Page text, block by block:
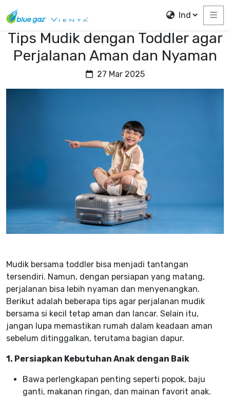
Tips Mudik dengan Toddler agar
Perjalanan Aman dan Nyaman
27 Mar 2025
Mudik bersama toddler bisa menjadi tantangan
tersendiri. Namun, dengan persiapan yang matang,
perjalanan bisa lebih nyaman dan menyenangkan.
Berikut adalah beberapa tips agar perjalanan mudik
bersama si kecil tetap aman dan lancar. Selain itu,
jangan lupa memastikan rumah dalam keadaan aman
sebelum ditinggalkan, terutama bagian dapur.
1. Persiapkan Kebutuhan Anak dengan Baik
Bawa perlengkapan penting seperti popok, baju
ganti, makanan ringan, dan mainan favorit anak.